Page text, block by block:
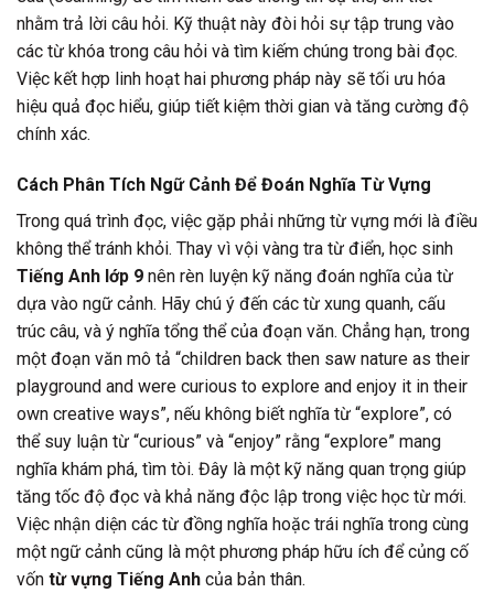
nhằm trả lời câu hỏi. Kỹ thuật này đòi hỏi sự tập trung vào
các từ khóa trong câu hỏi và tìm kiếm chúng trong bài đọc.
Việc kết hợp linh hoạt hai phương pháp này sẽ tối ưu hóa
hiệu quả đọc hiểu, giúp tiết kiệm thời gian và tăng cường độ
chính xác.
Cách Phân Tích Ngữ Cảnh Để Đoán Nghĩa Từ Vựng
Trong quá trình đọc, việc gặp phải những từ vựng mới là điều
không thể tránh khỏi. Thay vì vội vàng tra từ điển, học sinh
Tiếng Anh lớp 9 nên rèn luyện kỹ năng đoán nghĩa của từ
dựa vào ngữ cảnh. Hãy chú ý đến các từ xung quanh, cấu
trúc câu, và ý nghĩa tổng thể của đoạn văn. Chẳng hạn, trong
một đoạn văn mô tả “children back then saw nature as their
playground and were curious to explore and enjoy it in their
own creative ways”, nếu không biết nghĩa từ “explore”, có
thể suy luận từ “curious” và “enjoy” rằng “explore” mang
nghĩa khám phá, tìm tòi. Đây là một kỹ năng quan trọng giúp
tăng tốc độ đọc và khả năng độc lập trong việc học từ mới.
Việc nhận diện các từ đồng nghĩa hoặc trái nghĩa trong cùng
một ngữ cảnh cũng là một phương pháp hữu ích để củng cố
vốn từ vựng Tiếng Anh của bản thân.